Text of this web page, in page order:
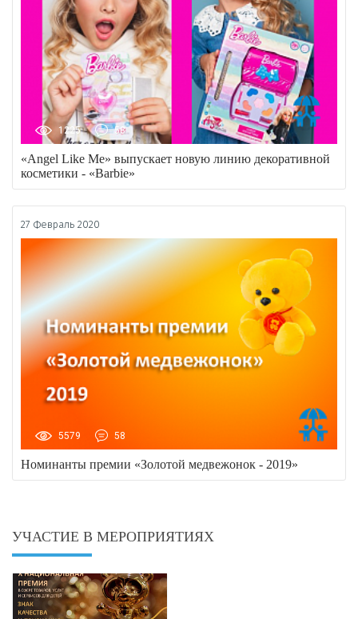
1225 58
«Angel Like Me» выпускает новую линию декоративной
косметики - «Barbie»
27 Февраль 2020
5579 58
Номинанты премии «Золотой медвежонок - 2019»
УЧАСТИЕ В МЕРОПРИЯТИЯХ